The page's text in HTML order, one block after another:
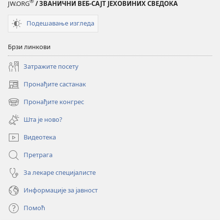
позитиван?позитиван?
JW.ORG / ЗВАНИЧНИ ВЕБ-САЈТ ЈЕХОВИНИХ СВЕДОКА
Подешавање изгледа
Брзи линкови
Затражите посету
Пронађите састанак
(отвара
нови
прозор)
Пронађите конгрес
(отвара
нови
прозор)
Шта је ново?
Видеотека
Претрага
За лекаре специјалисте
Информације за јавност
Помоћ